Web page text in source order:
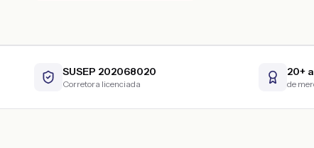
SUSEP 202068020
Corretora licenciada
20+
de